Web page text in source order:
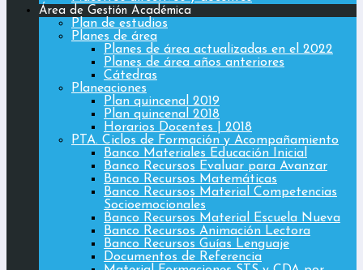
Área de Gestión Académica
Plan de estudios
Planes de área
Planes de área actualizadas en el 2022
Planes de área años anteriores
Cátedras
Planeaciones
Plan quincenal 2019
Plan quincenal 2018
Horarios Docentes | 2018
PTA. Ciclos de Formación y Acompañamiento
Banco Materiales Educación Inicial
Banco Recursos Evaluar para Avanzar
Banco Recursos Matemáticas
Banco Recursos Material Competencias
Socioemocionales
Banco Recursos Material Escuela Nueva
Banco Recursos Animación Lectora
Banco Recursos Guías Lenguaje
Documentos de Referencia